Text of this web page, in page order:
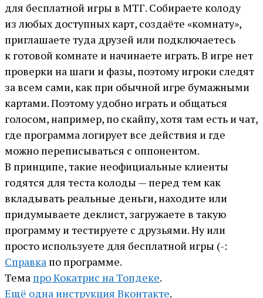
для бесплатной игры в МТГ. Собираете колоду
из любых доступных карт, создаёте «комнату»,
приглашаете туда друзей или подключаетесь
к готовой комнате и начинаете играть. В игре нет
проверки на шаги и фазы, поэтому игроки следят
за всем сами, как при обычной игре бумажными
картами. Поэтому удобно играть и общаться
голосом, например, по скайпу, хотя там есть и чат,
где программа логирует все действия и где
можно переписываться с оппонентом.
В принципе, такие неофициальные клиенты
годятся для теста колоды — перед тем как
вкладывать реальные деньги, находите или
придумываете деклист, загружаете в такую
программу и тестируете с друзьями. Ну или
просто используете для бесплатной игры (-:
Справка по программе.
Тема про Кокатрис на Топдеке.
Ещё одна инструкция Вконтакте.